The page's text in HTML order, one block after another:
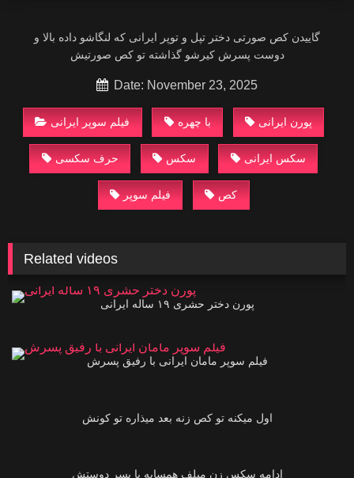
گاییدن کص صورتی‌ دختر تپل و توپر ایرانی‌ که لنگاشو داده بالا و
دوست پسرش کیرشو گذاشته تو کص صورتیش
Date: November 23, 2025
فیلم سوپر ایرانی‌ با چهره پورن ایرانی
حرف سکسی‌ سکس سکس ایرانی
فیلم سوپر کص
Related videos
فیلم سوپر مامان ایرانی‌ با رفیق پسرش
اول میکنه تو کص زنه بعد میذاره تو کونش
ادامه سکس زن میلف همسایه با پسر دوستش